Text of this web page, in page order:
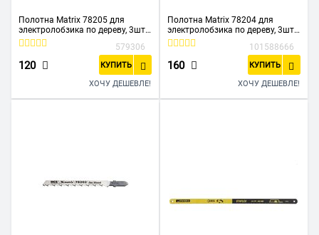
Полотна Matrix 78205 для
электролобзика по дереву, 3шт
T111C, 75х3мм, HCS
579306
120 КУПИТЬ
ХОЧУ ДЕШЕВЛЕ!
Полотна Matrix 78204 для
электролобзика по дереву, 3шт
T144D, 75х4мм, HCS
101588666
160 КУПИТЬ
ХОЧУ ДЕШЕВЛЕ!